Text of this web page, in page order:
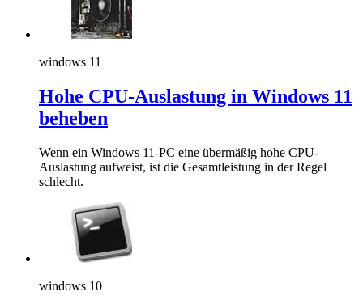
windows 11
Hohe CPU-Auslastung in Windows 11
beheben
Wenn ein Windows 11-PC eine übermäßig hohe CPU-
Auslastung aufweist, ist die Gesamtleistung in der Regel
schlecht.
windows 10